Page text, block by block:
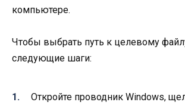
компьютере.
Чтобы выбрать путь к целевому
следующие шаги:
Откройте проводник Windows,